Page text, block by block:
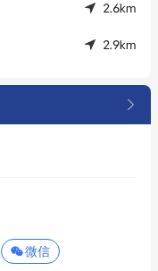
2.6km
2.9km
微信